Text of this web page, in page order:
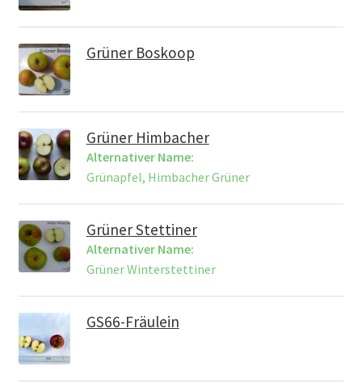
Grüner Boskoop
Grüner Himbacher
Alternativer Name:
Grünapfel, Himbacher Grüner
Grüner Stettiner
Alternativer Name:
Grüner Winterstettiner
GS66-Fräulein